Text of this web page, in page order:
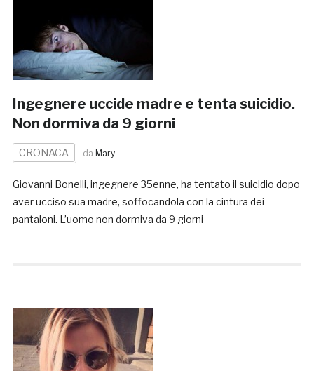
Ingegnere uccide madre e tenta suicidio.
Non dormiva da 9 giorni
CRONACA da Mary
Giovanni Bonelli, ingegnere 35enne, ha tentato il suicidio dopo
aver ucciso sua madre, soffocandola con la cintura dei
pantaloni. L’uomo non dormiva da 9 giorni